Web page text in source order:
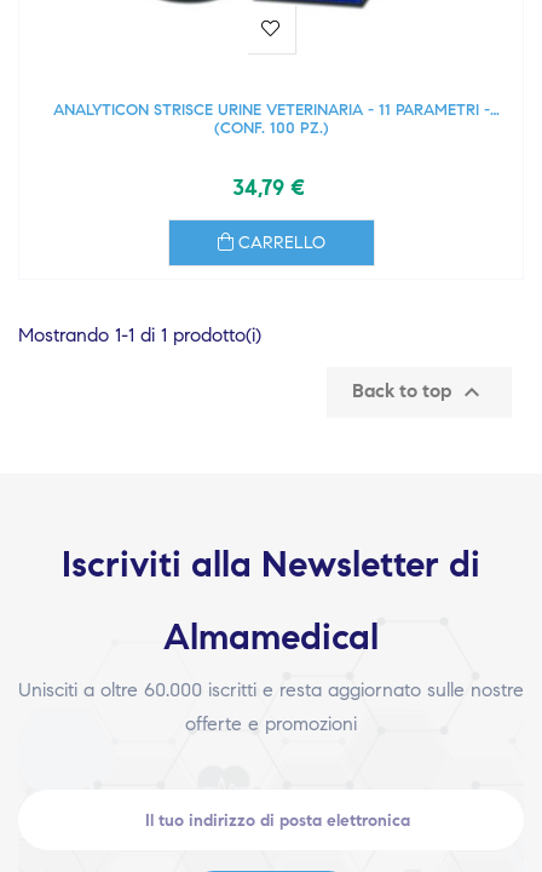
ANALYTICON STRISCE URINE VETERINARIA - 11 PARAMETRI -
(CONF. 100 PZ.)
34,79 €
CARRELLO
Mostrando 1-1 di 1 prodotto(i)
Back to top 
Iscriviti alla Newsletter di
Almamedical
Unisciti a oltre 60.000 iscritti e resta aggiornato sulle nostre
offerte e promozioni